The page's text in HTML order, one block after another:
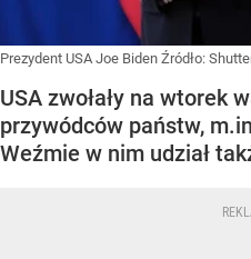
Prezydent USA Joe Biden Źródło:
USA zwołały na wtorek
przywódców państw,
Weźmie w nim udział